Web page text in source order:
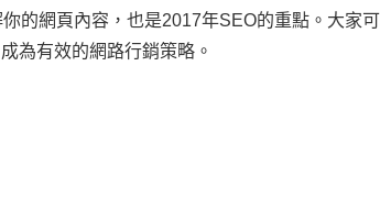
的網頁內容，也是2017年SEO的重點。大家
為有效的網路行銷策略。